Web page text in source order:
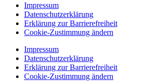
Impressum
Datenschutzerklärung
Erklärung zur Barrierefreiheit
Cookie-Zustimmung ändern
Impressum
Datenschutzerklärung
Erklärung zur Barrierefreiheit
Cookie-Zustimmung ändern